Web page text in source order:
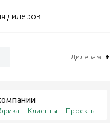
дилеров
Дилерам:
Клиенты Проекты